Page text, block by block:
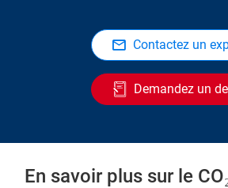
Contactez un
Demandez un
En savoir plus sur le